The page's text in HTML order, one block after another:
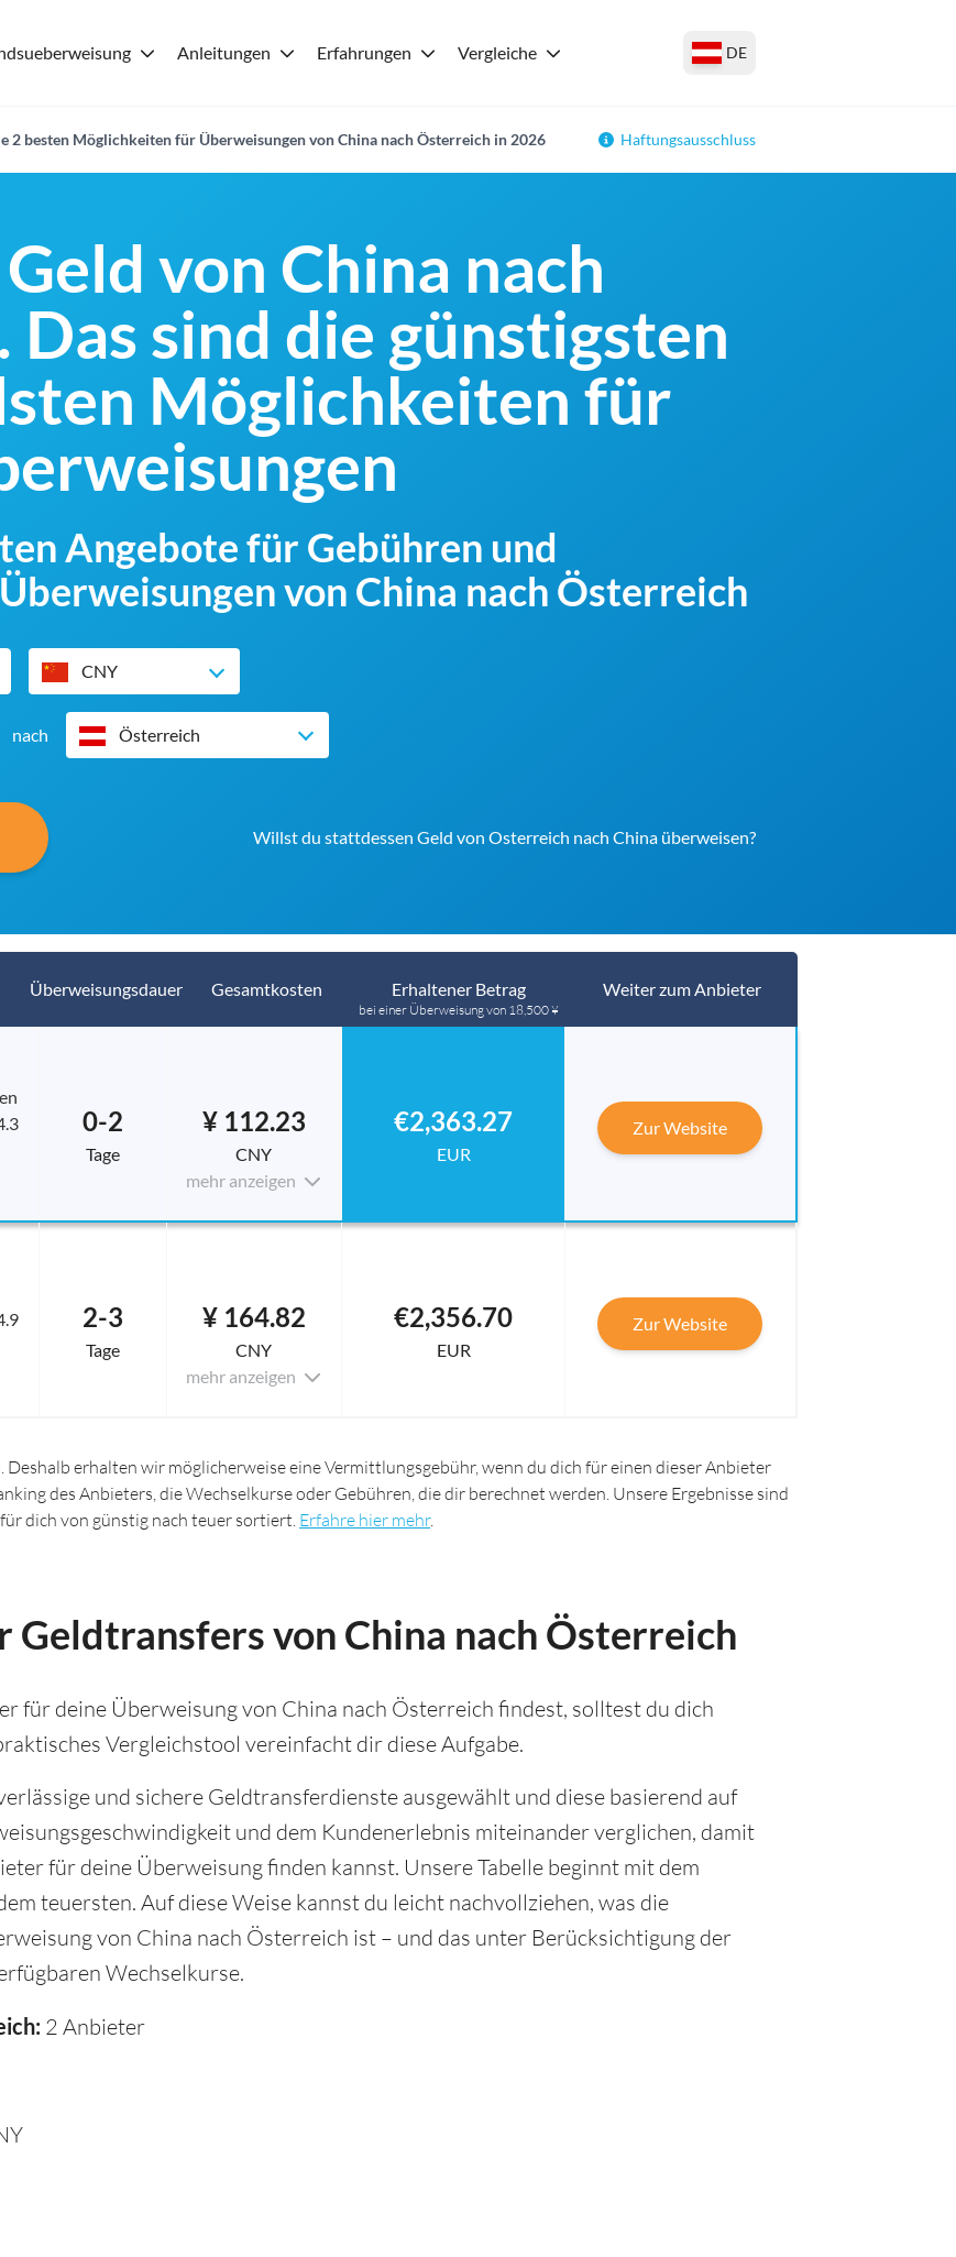
Anleitungen Erfahrungen Vergleiche DE
2 besten Möglichkeiten für Überweisungen von China nach Österreich in 2026 Haftungsausschluss
von China nach
sind die günstigsten
Möglichkeiten für
Angebote für Gebühren und
von China nach Österreich
CNY
nach Österreich
Willst du stattdessen Geld von Osterreich nach China überweisen?
Überweisungsdauer Gesamtkosten Erhaltener Betrag
bei einer Überweisung von 18,500 ¥
Weiter zum Anbieter
0-2
Tage
¥ 112.23
CNY
mehr anzeigen
€2,363.27
EUR
Zur Website
2-3
Tage
¥ 164.82
CNY
mehr anzeigen
€2,356.70
EUR
Zur Website
erhalten wir möglicherweise eine Vermittlungsgebühr, wenn du dich für einen dieser Anbieter
des Anbieters, die Wechselkurse oder Gebühren, die dir berechnet werden. Unsere Ergebnisse sind
für dich von günstig nach teuer sortiert. Erfahre hier mehr.
Geldtransfers von China nach Österreich
für deine Überweisung von China nach Österreich findest, solltest du dich
Vergleichstool vereinfacht dir diese Aufgabe.
und sichere Geldtransferdienste ausgewählt und diese basierend auf
und dem Kundenerlebnis miteinander verglichen, damit
für deine Überweisung finden kannst. Unsere Tabelle beginnt mit dem
teuersten. Auf diese Weise kannst du leicht nachvollziehen, was die
von China nach Österreich ist – und das unter Berücksichtigung der
Wechselkurse.
2 Anbieter